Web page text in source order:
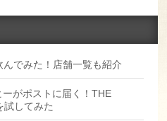
でみた！店舗一覧も紹介
がポストに届く！THE
試してみた